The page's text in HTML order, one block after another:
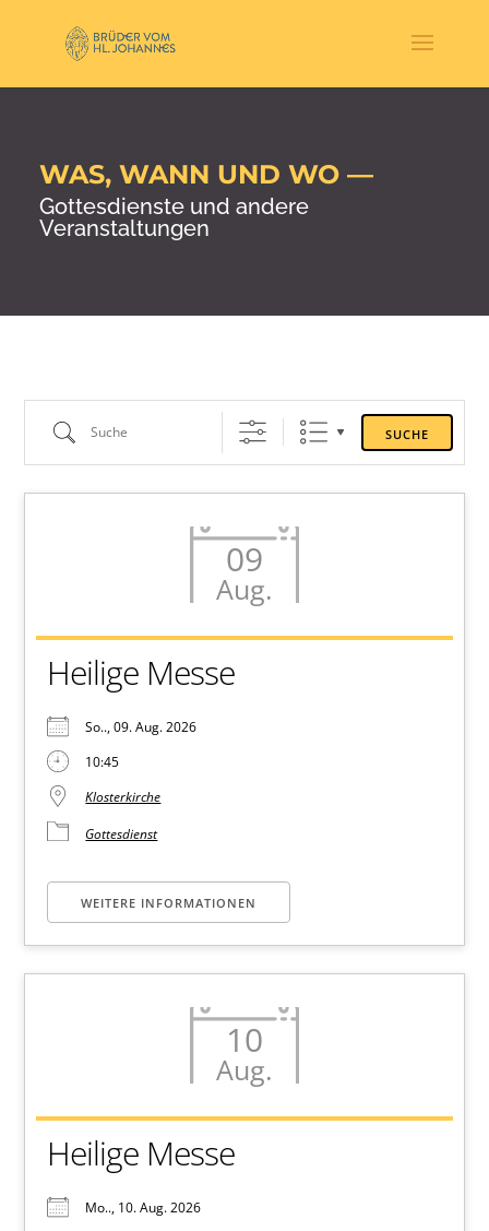
WAS, WANN UND WO —
Gottesdienste und andere
Veranstaltungen
Suche
SUCHE
09
Aug.
Heilige Messe
So.., 09. Aug. 2026
10:45
Klosterkirche
Gottesdienst
WEITERE INFORMATIONEN
10
Aug.
Heilige Messe
Mo.., 10. Aug. 2026